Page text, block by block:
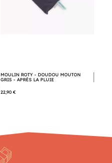
MOULIN ROTY - DOUDOU MOUTON
GRIS - APRÈS LA PLUIE
22,90 €